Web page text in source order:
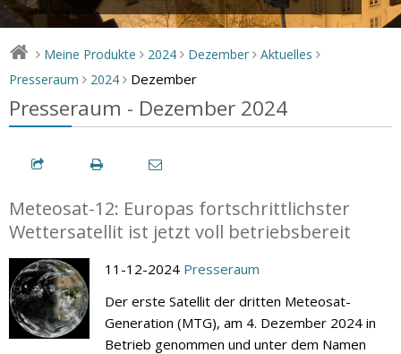
> Meine Produkte > 2024 > Dezember > Aktuelles >
Presseraum > 2024 > Dezember
Presseraum - Dezember 2024
Meteosat-12: Europas fortschrittlichster
Wettersatellit ist jetzt voll betriebsbereit
11-12-2024 Presseraum
Der erste Satellit der dritten Meteosat-
Generation (MTG), am 4. Dezember 2024 in
Betrieb genommen und unter dem Namen